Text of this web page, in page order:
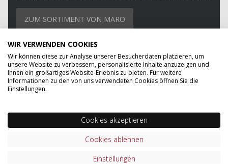
ZUM SORTIMENT VON MARO
WIR VERWENDEN COOKIES
Wir können diese zur Analyse unserer Besucherdaten platzieren, um
unsere Website zu verbessern, personalisierte Inhalte anzuzeigen und
Ihnen ein großartiges Website-Erlebnis zu bieten. Für weitere
Informationen zu den von uns verwendeten Cookies öffnen Sie die
Einstellungen.
Cookies akzeptieren
Cookies ablehnen
Einstellungen